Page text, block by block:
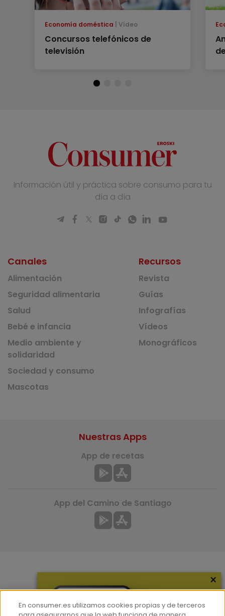
Economía doméstica Vídeo
Concursos telefónicos de
televisión
Información útil y práctica sobre consumo para tu
día a día
Canales
Alimentación
Seguridad alimentaria
Salud
Bebé e infancia
Medio ambiente y
solidaridad
Sociedad y consumo
Mascotas
Recursos
Revista
Guías
Infografías
Vídeos
Monográficos
Nuestras Apps
App de recetas
App del Camino de Santiago
×
En consumer.es utilizamos cookies propias y de terceros